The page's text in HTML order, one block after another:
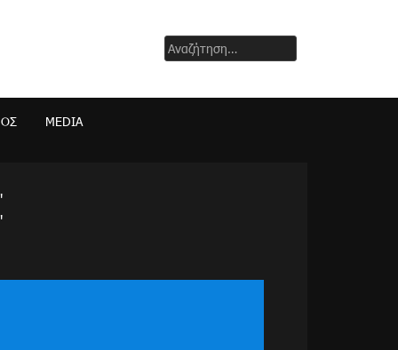
Αναζήτηση
για:
MEDIA